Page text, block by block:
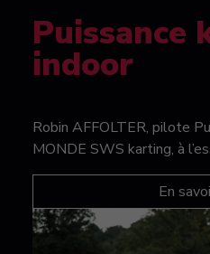
Puissance
indoor
Robin AFFOLTER, pilote
MONDE SWS karting, à
En